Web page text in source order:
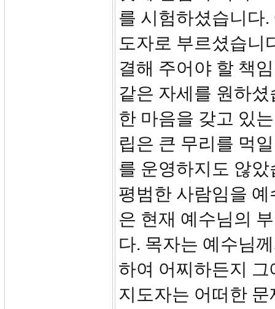
를 시험하셨습니다
도자로 부르셨습니
결해 주어야 할 책
같은 자세를 원하
한 마음을 갖고 있
립은 큰 무리를 먹
를 운영하지도 않
평범한 사람임을
은 현재 예수님의
다. 목자는 예수님
하여 어찌하든지
지도자는 어떠한